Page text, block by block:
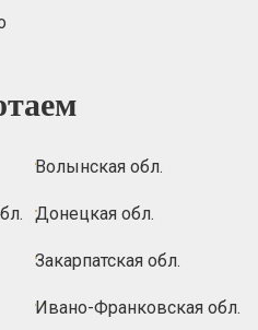
Волынская обл.
Донецкая обл.
Закарпатская обл.
Ивано-Франковская обл.